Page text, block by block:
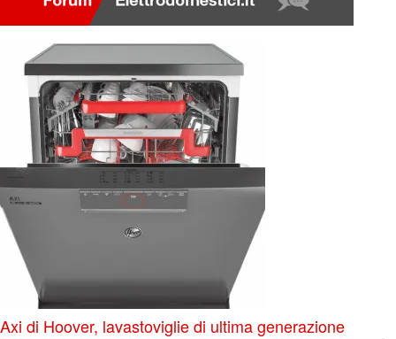
Axi di Hoover, lavastoviglie di ultima generazione